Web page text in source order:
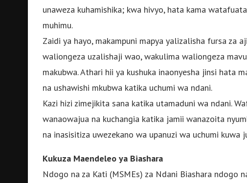
unaweza kuhamishika; kwa hivyo, hata kama
muhimu.
Zaidi ya hayo, makampuni mapya yalizalisha fursa za
waliongeza uzalishaji wao, wakulima waliongeza
makubwa. Athari hii ya kushuka inaonyesha jinsi hata
na ushawishi mkubwa katika uchumi wa ndani.
Kazi hizi zimejikita sana katika utamaduni wa ndani.
wanaowajua na kuchangia katika jamii wanazoita
na inasisitiza uwezekano wa upanuzi wa uchumi kuwa
Kukuza Maendeleo ya Biashara
Ndogo na za Kati (MSMEs) za Ndani Biashara ndogo